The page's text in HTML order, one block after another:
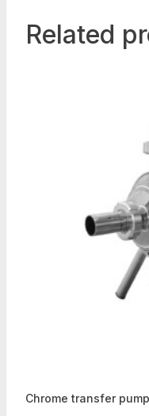
Related
Chrome transfer